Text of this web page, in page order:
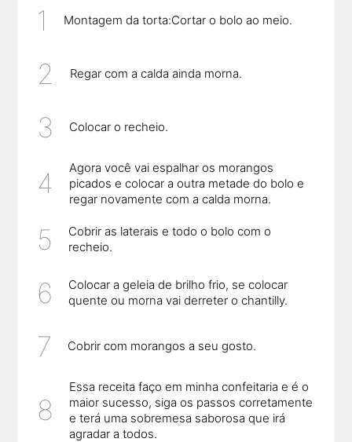
Montagem da torta:Cortar o bolo ao meio.
Regar com a calda ainda morna.
Colocar o recheio.
Agora você vai espalhar os morangos
picados e colocar a outra metade do bolo e
regar novamente com a calda morna.
Cobrir as laterais e todo o bolo com o
recheio.
Colocar a geleia de brilho frio, se colocar
quente ou morna vai derreter o chantilly.
Cobrir com morangos a seu gosto.
Essa receita faço em minha confeitaria e é o
maior sucesso, siga os passos corretamente
e terá uma sobremesa saborosa que irá
agradar a todos.